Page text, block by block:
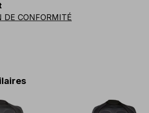
-
DE CONFORMITÉ